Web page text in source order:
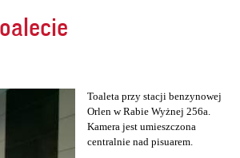
Toaleta przy stacji benzynowej
Orlen w Rabie Wyżnej 256a.
Kamera jest umieszczona
centralnie nad pisuarem.